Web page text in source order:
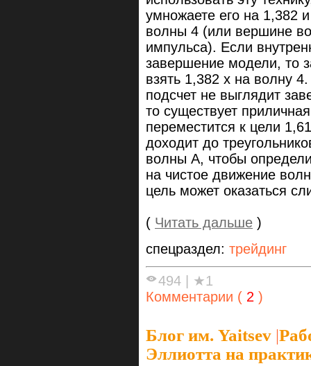
умножаете его на 1,382
волны 4 (или вершине
импульса). Если
завершение модели, то
взять 1,382 х на волну
подсчет не выглядит
то существует
переместится к цели
доходит до
волны А, чтобы
на чистое движение
цель может оказаться
( Читать дальше )
спецраздел: трейдинг
494
★1
Комментарии ( 2 )
Блог им. Yaitsev |
Эллиотта на